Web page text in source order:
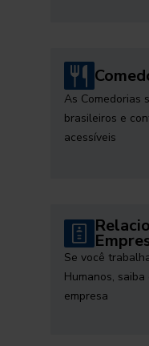
As Comedorias
brasileiros e
acessíveis
Se você
Humanos,
empresa